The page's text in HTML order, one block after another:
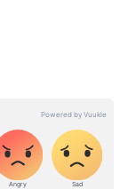
അസ്വസ്ഥത
പല കേന്ദ്ര